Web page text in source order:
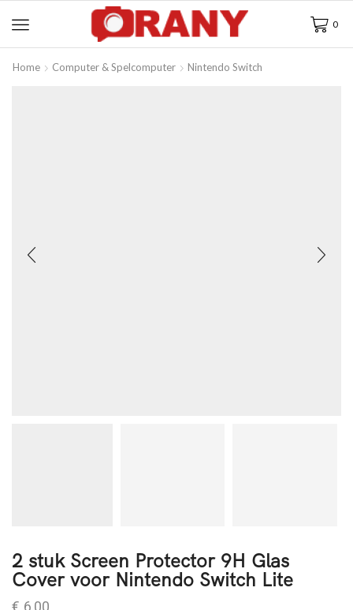
0
Home Computer & Spelcomputer Nintendo Switch
2 stuk Screen Protector 9H Glas
Cover voor Nintendo Switch Lite
€ 6,00